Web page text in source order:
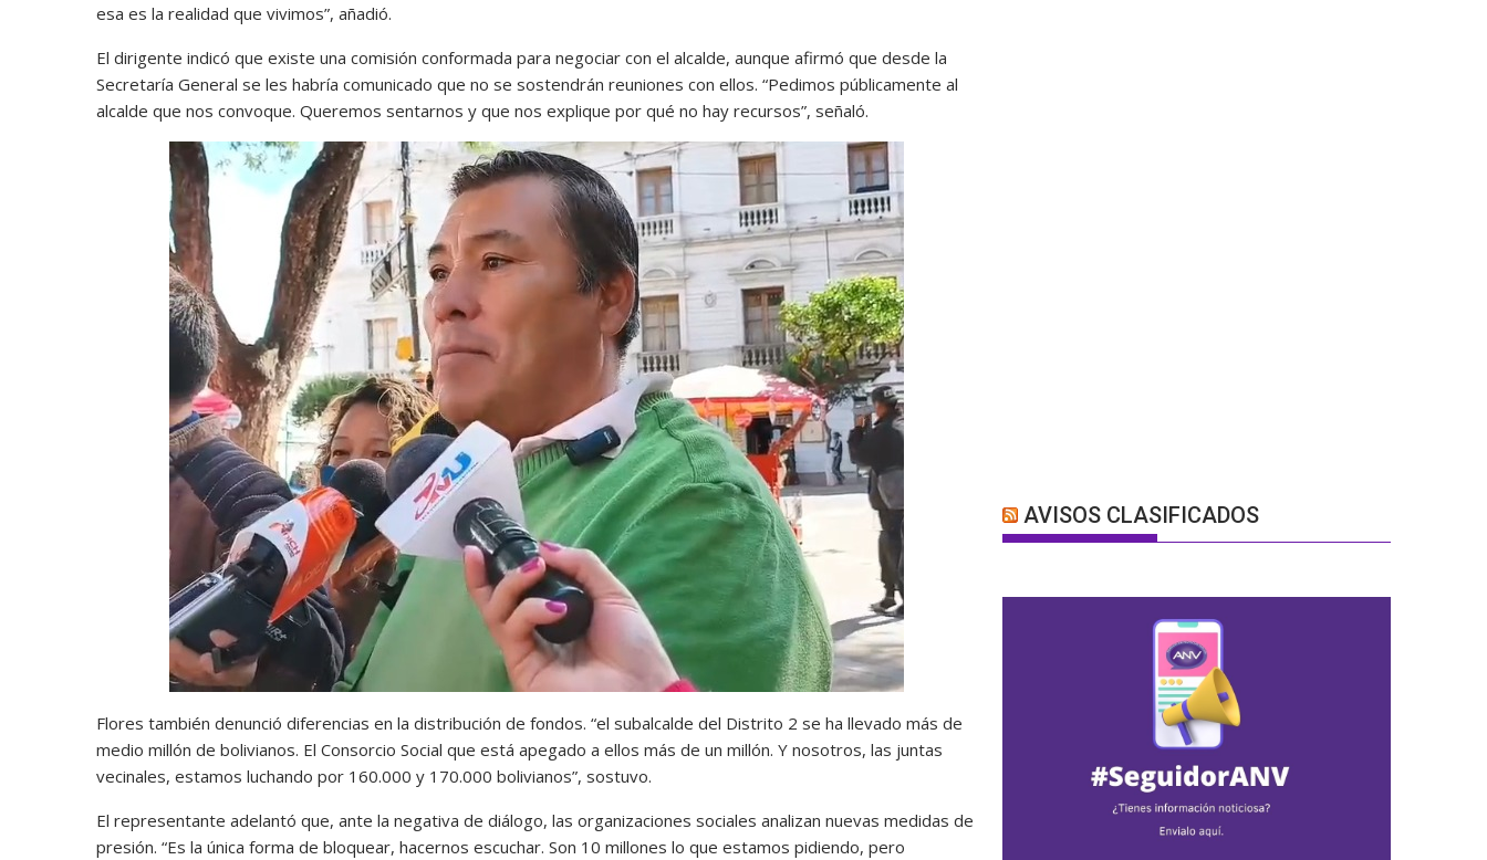
esa es la realidad que vivimos”, añadió.
El dirigente indicó que existe una comisión conformada para negociar con el alcalde, aunque afirmó que desde la
Secretaría General se les habría comunicado que no se sostendrán reuniones con ellos. “Pedimos públicamente al
alcalde que nos convoque. Queremos sentarnos y que nos explique por qué no hay recursos”, señaló.
Flores también denunció diferencias en la distribución de fondos. “el subalcalde del Distrito 2 se ha llevado más de
medio millón de bolivianos. El Consorcio Social que está apegado a ellos más de un millón. Y nosotros, las juntas
vecinales, estamos luchando por 160.000 y 170.000 bolivianos”, sostuvo.
El representante adelantó que, ante la negativa de diálogo, las organizaciones sociales analizan nuevas medidas de
presión. “Es la única forma de bloquear, hacernos escuchar. Son 10 millones lo que estamos pidiendo, pero
AVISOS CLASIFICADOS